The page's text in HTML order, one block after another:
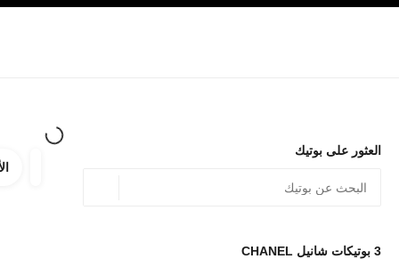
العثور على بوتيك
3 بوتيكات شانيل CHANEL